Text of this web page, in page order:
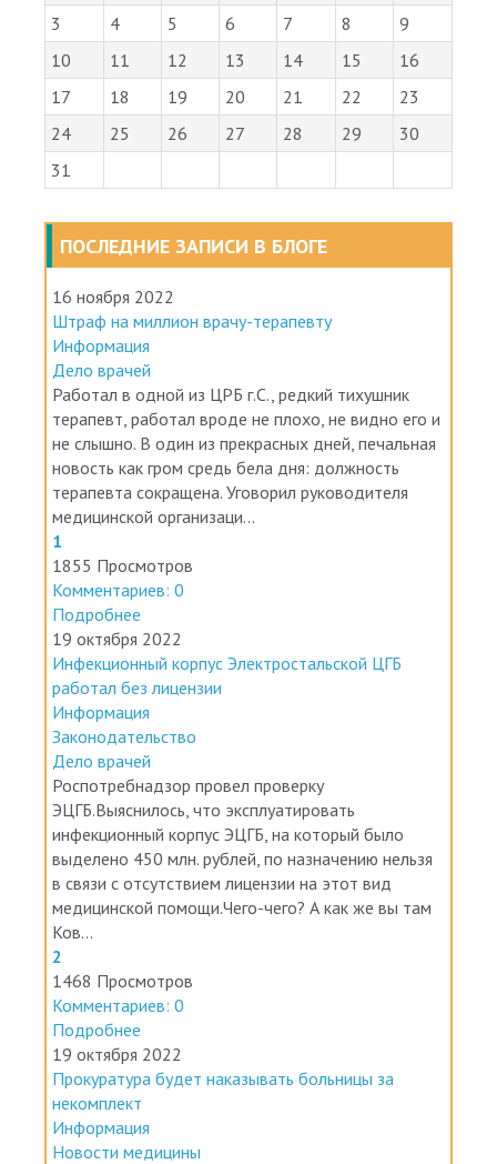
3 4 5 6 7 8
9
10
11 12 13 14 15
16
17
18 19 20 21 22
23
24
25 26 27 28 29
30
31
ПОСЛЕДНИЕ ЗАПИСИ В БЛОГЕ
16 ноября 2022
Штраф на миллион врачу-терапевту
Информация
Дело врачей
Работал в одной из ЦРБ г.С., редкий тихушник
терапевт, работал вроде не плохо, не видно его и
не слышно. В один из прекрасных дней, печальная
новость как гром средь бела дня: должность
терапевта сокращена. Уговорил руководителя
медицинской организаци...
1
1855 Просмотров
Комментариев: 0
Подробнее
19 октября 2022
Инфекционный корпус Электростальской ЦГБ
работал без лицензии
Информация
Законодательство
Дело врачей
Роспотребнадзор провел проверку
ЭЦГБ.Выяснилось, что эксплуатировать
инфекционный корпус ЭЦГБ, на который было
выделено 450 млн. рублей, по назначению нельзя
в связи с отсутствием лицензии на этот вид
медицинской помощи.Чего-чего? А как же вы там
Ков...
2
1468 Просмотров
Комментариев: 0
Подробнее
19 октября 2022
Прокуратура будет наказывать больницы за
некомплект
Информация
Новости медицины